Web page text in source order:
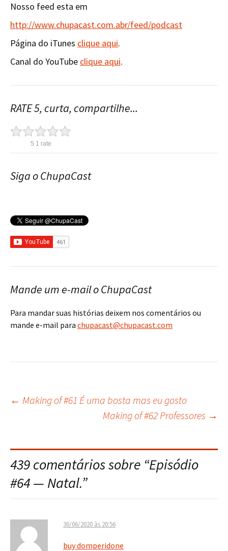
Nosso feed esta em
http://www.chupacast.com.abr/feed/podcast
Página do iTunes clique aqui.
Canal do YouTube clique aqui.
RATE 5, curta, compartilhe...
5 1 rate
Siga o ChupaCast
Mande um e-mail o ChupaCast
Para mandar suas histórias deixem nos comentários ou
mande e-mail para chupacast@chupacast.com
Navegação
do
post
← Making of #61 É uma bosta mas eu gosto
Making of #62 Professores →
439 comentários sobre “Episódio
#64 — Natal.”
30/06/2020 às 20:56
buy domperidone